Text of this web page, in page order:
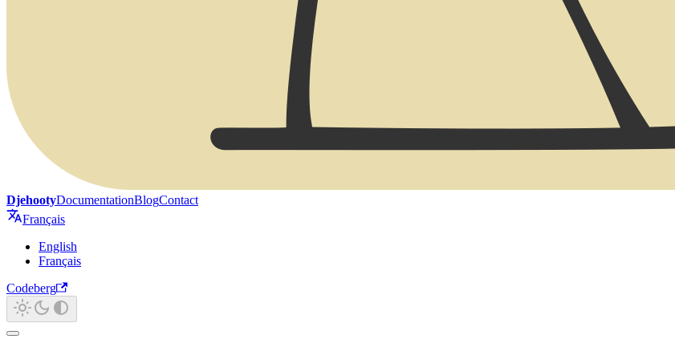
DjehootyDocumentationBlogContact
Français
English
Français
Codeberg